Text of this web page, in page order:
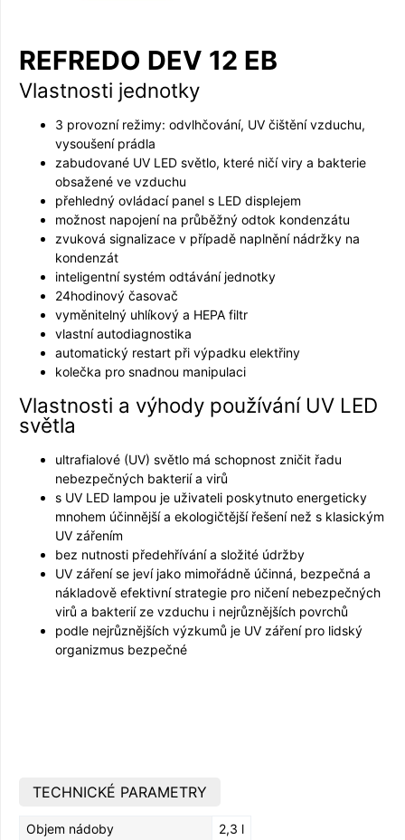
REFREDO DEV 12 EB
Vlastnosti jednotky
3 provozní režimy: odvlhčování, UV čištění vzduchu,
vysoušení prádla
zabudované UV LED světlo, které ničí viry a bakterie
obsažené ve vzduchu
přehledný ovládací panel s LED displejem
možnost napojení na průběžný odtok kondenzátu
zvuková signalizace v případě naplnění nádržky na
kondenzát
inteligentní systém odtávání jednotky
24hodinový časovač
vyměnitelný uhlíkový a HEPA filtr
vlastní autodiagnostika
automatický restart při výpadku elektřiny
kolečka pro snadnou manipulaci
Vlastnosti a výhody používání UV LED
světla
ultrafialové (UV) světlo má schopnost zničit řadu
nebezpečných bakterií a virů
s UV LED lampou je uživateli poskytnuto energeticky
mnohem účinnější a ekologičtější řešení než s klasickým
UV zářením
bez nutnosti předehřívání a složité údržby
UV záření se jeví jako mimořádně účinná, bezpečná a
nákladově efektivní strategie pro ničení nebezpečných
virů a bakterií ze vzduchu i nejrůznějších povrchů
podle nejrůznějších výzkumů je UV záření pro lidský
organizmus bezpečné
TECHNICKÉ PARAMETRY
Objem nádoby
2,3 l